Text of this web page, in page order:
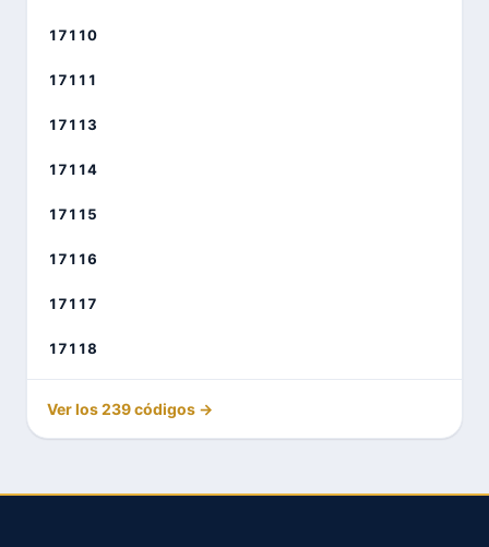
17110
17111
17113
17114
17115
17116
17117
17118
Ver los 239 códigos →